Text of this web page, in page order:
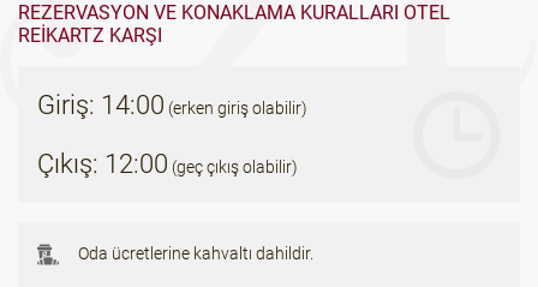
REZERVASYON VE KONAKLAMA KURALLARI OTEL
REIKARTZ KARŞI
Giriş: 14:00 (erken giriş olabilir)
Çıkış: 12:00 (geç çıkış olabilir)
Oda ücretlerine kahvaltı dahildir.